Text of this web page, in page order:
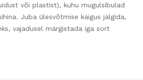
või plastist), kuhu mugulsibulad
Juba ülesvõtmise käigus jälgida,
vajadusel märgistada iga sort